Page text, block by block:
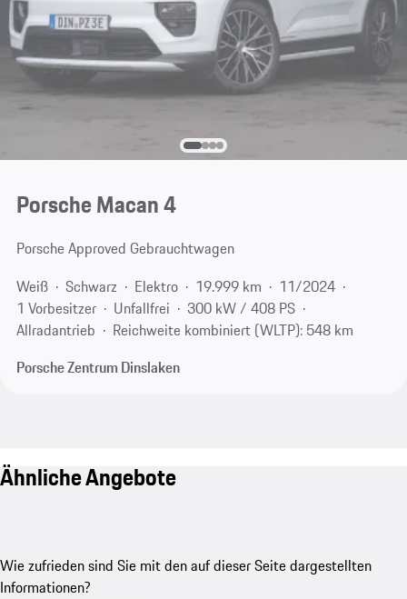
Porsche Macan 4
Porsche Approved Gebrauchtwagen
Weiß
Schwarz Elektro 19.999 km
11/2024
1 Vorbesitzer
Unfallfrei
300 kW / 408 PS
Allradantrieb
Reichweite kombiniert (WLTP): 548 km
Porsche Zentrum Dinslaken
Ähnliche Angebote
Wie zufrieden sind Sie mit den auf dieser Seite dargestellten
Informationen?